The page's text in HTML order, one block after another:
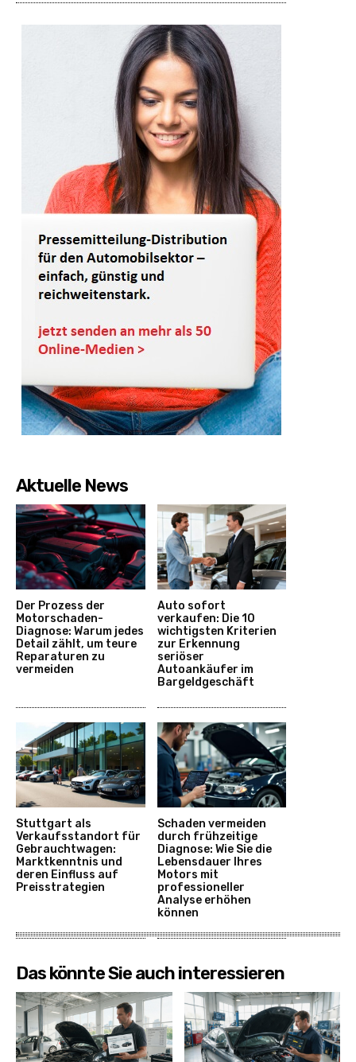
Aktuelle News
Der Prozess der
Motorschaden-
Diagnose: Warum jedes
Detail zählt, um teure
Reparaturen zu
vermeiden
Auto sofort
verkaufen: Die 10
wichtigsten Kriterien
zur Erkennung
seriöser
Autoankäufer im
Bargeldgeschäft
Stuttgart als
Verkaufsstandort für
Gebrauchtwagen:
Marktkenntnis und
deren Einfluss auf
Preisstrategien
Schaden vermeiden
durch frühzeitige
Diagnose: Wie Sie die
Lebensdauer Ihres
Motors mit
professioneller
Analyse erhöhen
können
Das könnte Sie auch interessieren